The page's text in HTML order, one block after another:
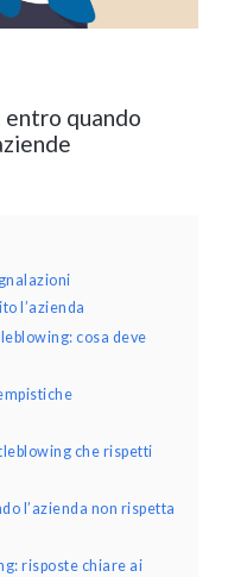
quando
l’azienda
cosa deve
che rispetti
l’azienda non rispetta
risposte chiare ai